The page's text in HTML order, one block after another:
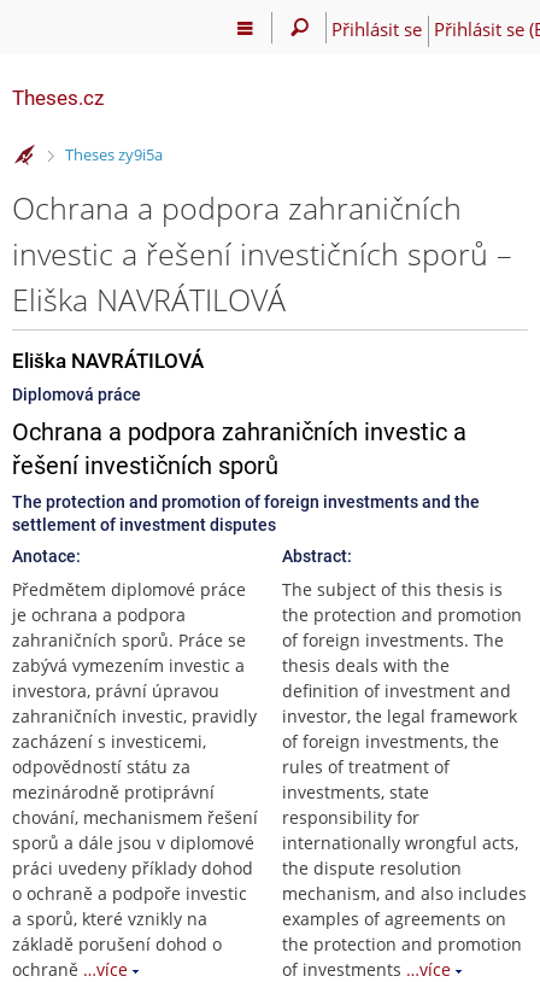
Přihlásit se Přihlásit se
Theses.cz
>
Theses zy9i5a
Ochrana a podpora zahraničních
investic a řešení investičních sporů –
Eliška NAVRÁTILOVÁ
Eliška NAVRÁTILOVÁ
Diplomová práce
Ochrana a podpora zahraničních investic a
řešení investičních sporů
The protection and promotion of foreign investments and the
settlement of investment disputes
Anotace:
Předmětem diplomové práce
je ochrana a podpora
zahraničních sporů. Práce se
zabývá vymezením investic a
investora, právní úpravou
zahraničních investic, pravidly
zacházení s investicemi,
odpovědností státu za
mezinárodně protiprávní
chování, mechanismem řešení
sporů a dále jsou v diplomové
práci uvedeny příklady dohod
o ochraně a podpoře investic
a sporů, které vznikly na
základě porušení dohod o
ochraně …více
Abstract:
The subject of this thesis is
the protection and promotion
of foreign investments. The
thesis deals with the
definition of investment and
investor, the legal framework
of foreign investments, the
rules of treatment of
investments, state
responsibility for
internationally wrongful acts,
the dispute resolution
mechanism, and also includes
examples of agreements on
the protection and promotion
of investments …více